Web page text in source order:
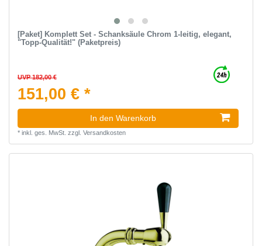
[Paket] Komplett Set - Schanksäule Chrom 1-leitig, elegant,
"Topp-Qualität!" (Paketpreis)
UVP 182,00 €
151,00 € *
In den Warenkorb
* inkl. ges. MwSt. zzgl. Versandkosten